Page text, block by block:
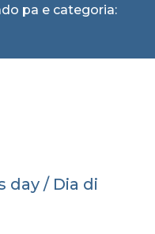
pa e categoria:
day / Dia di